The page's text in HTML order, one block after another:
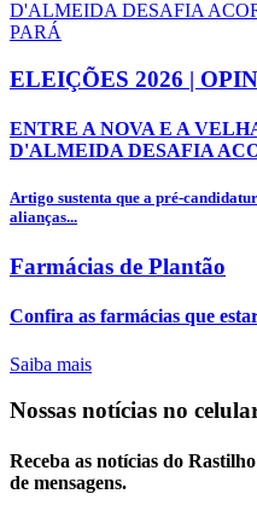
ELEIÇÕES 2026 |
ENTRE A NOVA E A
D'ALMEIDA DESAFIA
Artigo sustenta que a pré-
alianças...
Farmácias de Plantão
Confira as farmácias que
Saiba mais
Nossas notícias no
Receba as notícias do
de mensagens.